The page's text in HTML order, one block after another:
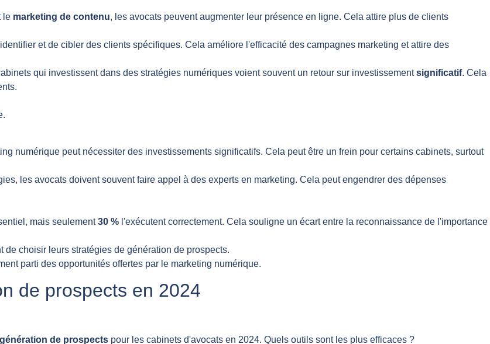
le marketing de contenu, les avocats peuvent augmenter leur présence en ligne. Cela attire plus de clients
et de cibler des clients spécifiques. Cela améliore l'efficacité des campagnes marketing et attire des
qui investissent dans des stratégies numériques voient souvent un retour sur investissementsignificatif. Cela
numérique peut nécessiter des investissements significatifs. Cela peut être un frein pour certains cabinets, surtout
les avocats doivent souvent faire appel à des experts en marketing. Cela peut engendrer des dépenses
mais seulement30 % l'exécutent correctement. Cela souligne un écart entre la reconnaissance de l'importance
de choisir leurs stratégies de génération de prospects.
parti des opportunités offertes par le marketing numérique.
de prospects en 2024
de prospects pour les cabinets d'avocats en 2024. Quels outils sont les plus efficaces ?